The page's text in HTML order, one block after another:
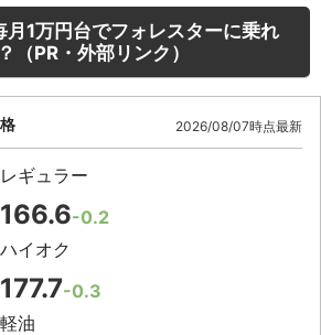
月1万円台でフォレスターに乗れ
（PR・外部リンク）
2026/08/07時点最新
レギュラー
166.6-0.2
ハイオク
177.7-0.3
軽油